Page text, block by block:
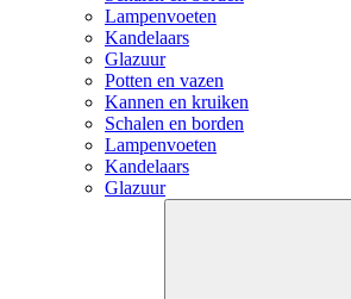
Lampenvoeten
Kandelaars
Glazuur
Potten en vazen
Kannen en kruiken
Schalen en borden
Lampenvoeten
Kandelaars
Glazuur